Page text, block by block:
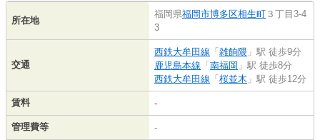
所在地
福岡県福岡市博多区相生町 ３丁目3-4
3
交通
西鉄大牟田線 「 雑餉隈 」駅 徒歩9分
鹿児島本線 「 南福岡 」駅 徒歩8分
西鉄大牟田線 「 桜並木 」駅 徒歩12分
賃料 -
管理費等 -